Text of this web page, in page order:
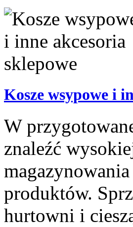
Kosze wsypowe i
W
znaleźć
produktów.
hurtowni i